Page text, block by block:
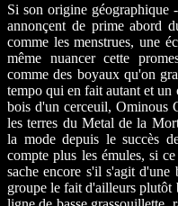
Si son origine
annonçent de prime abord
comme les menstrues, une
même nuancer cette
comme des boyaux qu'on
tempo qui en fait autant et un
bois d'un cerceuil, Ominous
les terres du Metal de la
la mode depuis le succès
compte plus les émules, si
sache encore s'il s'agit
groupe le fait d'ailleurs